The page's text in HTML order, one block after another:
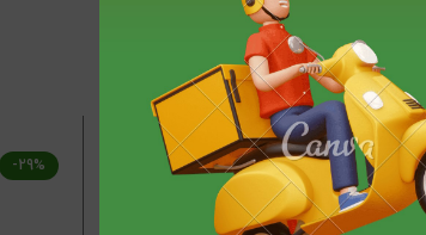
-29%
-29%